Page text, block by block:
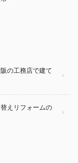
の工務店で建て
えリフォームの